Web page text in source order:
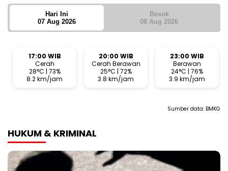
Hari Ini
07 Aug 2026
Besok
08 Aug 2026
17:00 WIB
Cerah
28°C | 73%
8.2 km/jam
20:00 WIB
Cerah Berawan
25°C | 72%
3.8 km/jam
23:00 WIB
Berawan
24°C | 76%
3.9 km/jam
Sumber data: BMKG
HUKUM & KRIMINAL